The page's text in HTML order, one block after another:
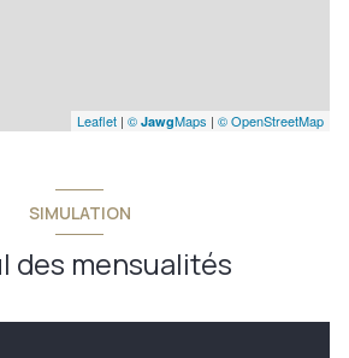
Leaflet | © JawgMaps | © OpenStreetMap
SIMULATION
des mensualités